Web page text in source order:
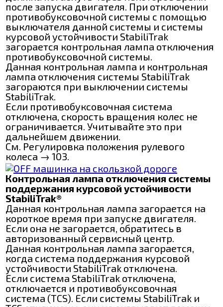
после запуска двигателя. При отключении
противобуксовочной системы с помощью
выключателя данной системы и системы
курсовой устойчивости StabiliTrak
загорается контрольная лампа отключения
противобуксовочной системы.
Данная контрольная лампа и контрольная
лампа отключения системы StabiliTrak
загораются при выключении системы
StabiliTrak.
Если противобуксовочная система
отключена, скорость вращения колес не
ограничивается. Учитывайте это при
дальнейшем движении.
См. Регулировка положения рулевого
колеса → 103.
Контрольная лампа отключения системы
поддержания курсовой устойчивости
StabiliTrak®
Данная контрольная лампа загорается на
короткое время при запуске двигателя.
Если она не загорается, обратитесь в
авторизованный сервисный центр.
Данная контрольная лампа загорается,
когда система поддержания курсовой
устойчивости StabiliTrak отключена.
Если система StabiliTrak отключена,
отключается и противобуксовочная
система (TCS). Если системы StabiliTrak и